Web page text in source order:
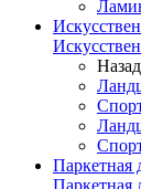
Назад
Паркетная
Паркетная